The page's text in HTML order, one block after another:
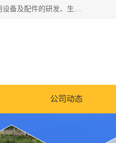
潍坊帝洁环保设备有限公司成立于2019年，位于山东省潍坊市潍城经济开发区；公司专注于环境保护专用设备及配件的研发、生产、安装与销售，同时涉及医用消毒设备、机电设备和仪器仪表的销售。此外，公司提供环保工程施工、环保技术研发与转让、技术服务以及环境工程专项设计服务，致力于为客户提供全面的环保解决方案，助力绿色可持续发展。
公司动态